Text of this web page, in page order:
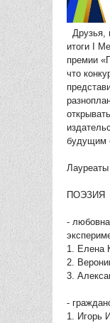
Друзья,
итоги I
премии
что
будущим
ПОЭЗИЯ
-
1. Елена
2.
3.
-
1. Игорь